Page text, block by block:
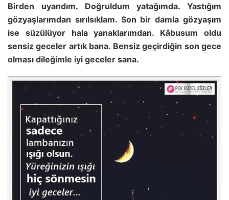
Birden uyandım. Doğruldum yatağımda. Yastığım
gözyaşlarımdan sırılsıklam. Son bir damla gözyaşım
ise süzülüyor hala yanaklarımdan. Kâbusum oldu
sensiz geceler artık bana. Bensiz geçirdiğin son gece
olması dileğimle iyi geceler sana.